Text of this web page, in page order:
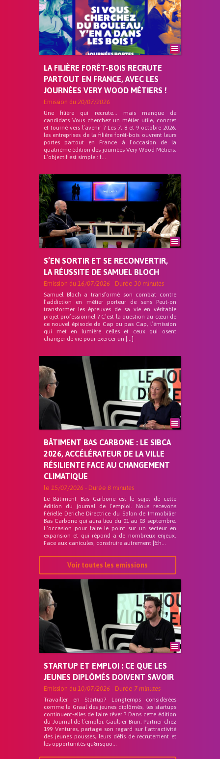
LA FILIÈRE FORÊT-BOIS RECRUTE
PARTOUT EN FRANCE, AVEC LES
JOURNÉES VERY WOOD MÉTIERS !
Emission du 20/07/2026
Une filière qui recrute… mais manque de
candidats Vous cherchez un métier utile, concret
et tourné vers l’avenir ? Les 7, 8 et 9 octobre 2026,
les entreprises de la filière forêt-bois ouvrent leurs
portes partout en France à l’occasion de la
quatrième édition des journées Very Wood Métiers.
L’objectif est simple : f...
S’EN SORTIR ET SE RECONVERTIR,
LA RÉUSSITE DE SAMUEL BLOCH
Emission du 16/07/2026 - Durée 30 minutes
Samuel Bloch a transformé son combat contre
l’addiction en métier porteur de sens Peut-on
transformer les épreuves de sa vie en véritable
projet professionnel ? C’est la question au cœur de
ce nouvel épisode de Cap ou pas Cap, l’émission
qui met en lumière celles et ceux qui osent
changer de vie pour exercer un […]
BÂTIMENT BAS CARBONE : LE SIBCA
2026, ACCÉLÉRATEUR DE LA VILLE
RÉSILIENTE FACE AU CHANGEMENT
CLIMATIQUE
le 15/07/2026 - Durée 8 minutes
Le Bâtiment Bas Carbone est le sujet de cette
édition du journal de l’emploi. Nous recevons
Férielle Deriche Directrice du Salon de Immobilier
Bas Carbone qui aura lieu du 01 au 03 septembre.
L’occasion pour faire le point sur un secteur en
expansion et qui répond a de nombreux enjeux.
Face aux canicules, construire autrement [&h...
Voir toutes les emissions
STARTUP ET EMPLOI : CE QUE LES
JEUNES DIPLÔMÉS DOIVENT SAVOIR
Emission du 10/07/2026 - Durée 7 minutes
Travailler en Startup? Longtemps considérées
comme le Graal des jeunes diplômés, les startups
continuent-elles de faire rêver ? Dans cette édition
du Journal de l’emploi, Gaultier Brun, Partner chez
199 Ventures, partage son regard sur l’attractivité
des jeunes pousses, leurs défis de recrutement et
les opportunités qu&rsquo...